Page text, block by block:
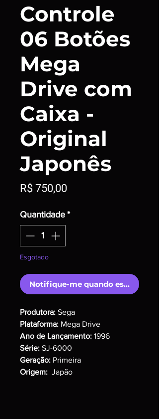
Controle
06 Botões
Mega
Drive com
Caixa -
Original
Japonês
R$ 750,00Preço
Quantidade *
Esgotado
Notifique-me quando estiver
Produtora: Sega
Plataforma: Mega Drive
Ano de Lançamento: 1996
Série: SJ-6000
Geração: Primeira
Origem: Japão